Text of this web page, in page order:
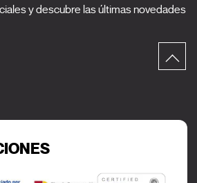
y descubre las últimas novedades